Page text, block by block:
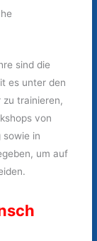
sind die
es unter den
zu trainieren,
von
sowie in
um auf